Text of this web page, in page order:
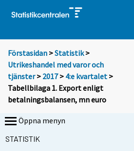
Förstasidan >Statistik >
Utrikeshandel med varor och
tjänster> 2017> 4:e kvartalet >
Tabellbilaga 1. Export enligt
betalningsbalansen, mn euro
Öppna menyn
STATISTIK